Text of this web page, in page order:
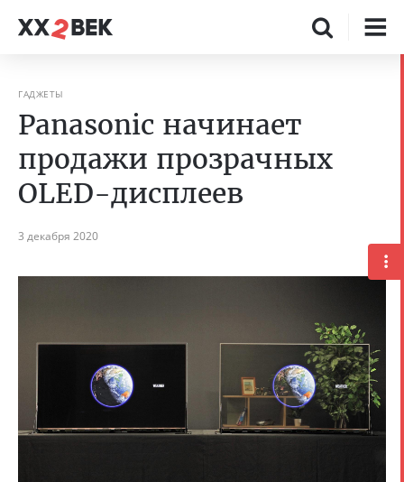
ГАДЖЕТЫ
Panasonic начинает
продажи прозрачных
OLED-дисплеев
3 декабря 2020